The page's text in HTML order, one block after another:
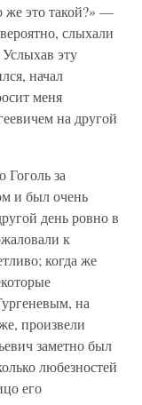
же это такой?» —
слыхали
эту
начал
меня
на другой
за
и был очень
день ровно в
к
когда же
на
произвели
заметно был
любезностей
его